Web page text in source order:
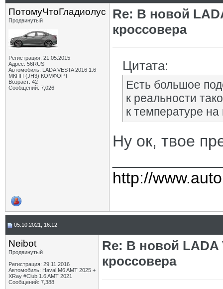
ПотомуЧтоГладиолус
Продвинутый
Регистрация: 21.05.2015
Адрес: 56RUS
Автомобиль: LADA VESTA 2016 1.6
МКПП (JH3) КОМФОРТ
Возраст: 42
Сообщений: 7,026
Re: В новой
кроссовера
Цитата:
Есть большое
к реальности
к температуре
Ну ок, твое
http://
05.10.2021, 16:12
Neibot
Продвинутый
Регистрация: 29.11.2016
Автомобиль: Haval M6 AMT 2025 +
XRay #Club 1.6 AMT 2021
Сообщений: 7,388
Re: В новой LADA
кроссовера